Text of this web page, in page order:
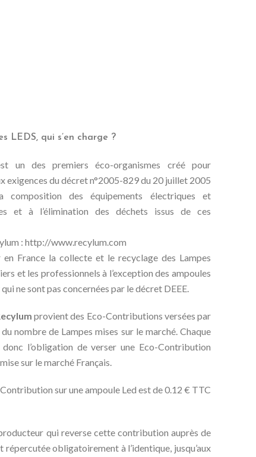
LEDS, qui s’en charge ?
un des premiers éco-organismes créé pour
exigences du décret n°2005-829 du 20 juillet 2005
des équipements électriques et
et à l’élimination des déchets issus de ces
: http://www.recylum.com
en France la collecte et le recyclage des Lampes
et les professionnels à l’exception des ampoules
ne sont pas concernées par le décret DEEE.
provient des Eco-Contributions versées par
nombre de Lampes mises sur le marché. Chaque
l’obligation de verser une Eco-Contribution
sur le marché Français.
sur une ampoule Led est de 0.12 € TTC
qui reverse cette contribution auprès de
répercutée obligatoirement à l’identique, jusqu’aux